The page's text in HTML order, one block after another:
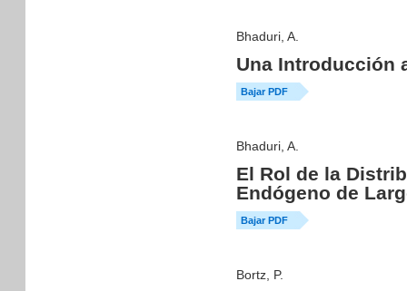
Bhaduri, A.
Una Introducción
Bajar PDF
Bhaduri, A.
El Rol de la
Endógeno de
Bajar PDF
Bortz, P.